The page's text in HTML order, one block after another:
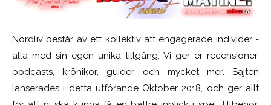
Nördliv består av ett kollektiv att engagerade individer -
alla med sin egen unika tillgång. Vi ger er recensioner,
podcasts, krönikor, guider och mycket mer. Sajten
lanserades i detta utförande Oktober 2018, och ger allt